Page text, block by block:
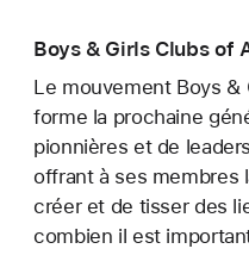
Boys & Girls Clubs of
Le mouvement Boys &
forme la prochaine
pionnières et de
offrant à ses membres
créer et de tisser des
combien il est